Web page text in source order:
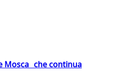
Mosca che continua